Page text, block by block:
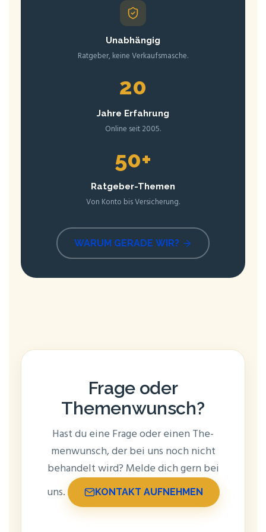
Unab­hän­gig
Rat­ge­ber, kei­ne Verkaufsmasche.
20
Jah­re Erfahrung
Online seit 2005.
50+
Rat­ge­ber-The­men
Von Kon­to bis Versicherung.
WAR­UM GERA­DE WIR?
Fra­ge oder
Themenwunsch?
Hast du eine Fra­ge oder einen The­
men­wunsch, der bei uns noch nicht
behan­delt wird? Mel­de dich gern bei
uns.
KON­TAKT AUFNEHMEN